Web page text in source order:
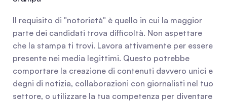
Il requisito di "notorietà" è quello in cui la maggior
parte dei candidati trova difficoltà. Non aspettare
che la stampa ti trovi. Lavora attivamente per essere
presente nei media legittimi. Questo potrebbe
comportare la creazione di contenuti davvero unici e
degni di notizia, collaborazioni con giornalisti nel tuo
settore, o utilizzare la tua competenza per diventare